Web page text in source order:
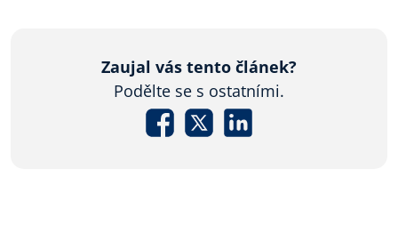
Zaujal vás tento článek?
Podělte se s ostatními.